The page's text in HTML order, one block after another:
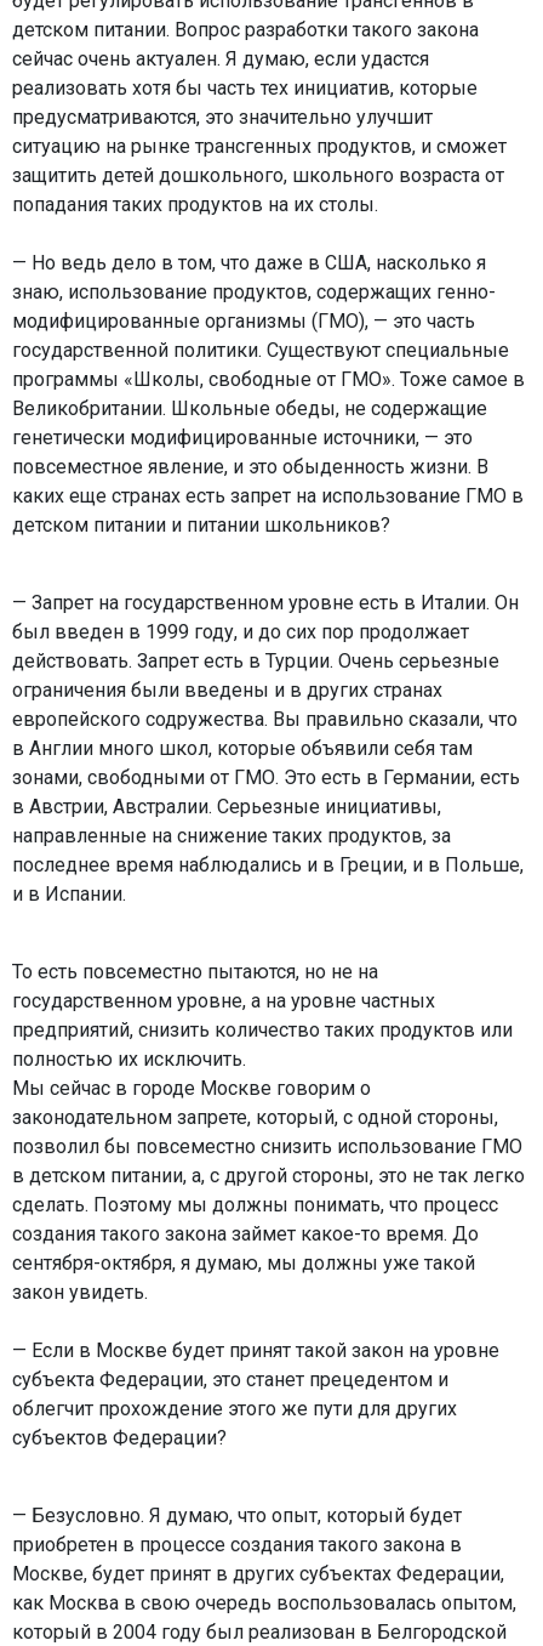
детском питании. Вопрос разработки такого закона
сейчас очень актуален. Я думаю, если удастся
реализовать хотя бы часть тех инициатив, которые
предусматриваются, это значительно улучшит
ситуацию на рынке трансгенных продуктов, и сможет
защитить детей дошкольного, школьного возраста от
попадания таких продуктов на их столы.
— Но ведь дело в том, что даже в США, насколько я
знаю, использование продуктов, содержащих генно-
модифицированные организмы (ГМО), — это часть
государственной политики. Существуют специальные
программы «Школы, свободные от ГМО». Тоже самое в
Великобритании. Школьные обеды, не содержащие
генетически модифицированные источники, — это
повсеместное явление, и это обыденность жизни. В
каких еще странах есть запрет на использование ГМО в
детском питании и питании школьников?
— Запрет на государственном уровне есть в Италии. Он
был введен в 1999 году, и до сих пор продолжает
действовать. Запрет есть в Турции. Очень серьезные
ограничения были введены и в других странах
европейского содружества. Вы правильно сказали, что
в Англии много школ, которые объявили себя там
зонами, свободными от ГМО. Это есть в Германии, есть
в Австрии, Австралии. Серьезные инициативы,
направленные на снижение таких продуктов, за
последнее время наблюдались и в Греции, и в Польше,
и в Испании.
То есть повсеместно пытаются, но не на
государственном уровне, а на уровне частных
предприятий, снизить количество таких продуктов или
полностью их исключить.
Мы сейчас в городе Москве говорим о
законодательном запрете, который, с одной стороны,
позволил бы повсеместно снизить использование ГМО
в детском питании, а, с другой стороны, это не так легко
сделать. Поэтому мы должны понимать, что процесс
создания такого закона займет какое-то время. До
сентября-октября, я думаю, мы должны уже такой
закон увидеть.
— Если в Москве будет принят такой закон на уровне
субъекта Федерации, это станет прецедентом и
облегчит прохождение этого же пути для других
субъектов Федерации?
— Безусловно. Я думаю, что опыт, который будет
приобретен в процессе создания такого закона в
Москве, будет принят в других субъектах Федерации,
как Москва в свою очередь воспользовалась опытом,
который в 2004 году был реализован в Белгородской